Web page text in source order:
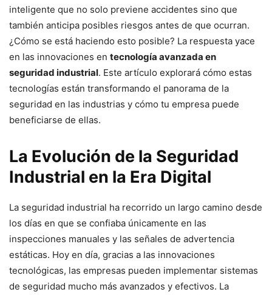
inteligente que no solo previene accidentes sino que
también anticipa posibles riesgos antes de que ocurran.
¿Cómo se está haciendo esto posible? La respuesta yace
en las innovaciones en tecnología avanzada en
seguridad industrial. Este artículo explorará cómo estas
tecnologías están transformando el panorama de la
seguridad en las industrias y cómo tu empresa puede
beneficiarse de ellas.
La Evolución de la Seguridad
Industrial en la Era Digital
La seguridad industrial ha recorrido un largo camino desde
los días en que se confiaba únicamente en las
inspecciones manuales y las señales de advertencia
estáticas. Hoy en día, gracias a las innovaciones
tecnológicas, las empresas pueden implementar sistemas
de seguridad mucho más avanzados y efectivos. La